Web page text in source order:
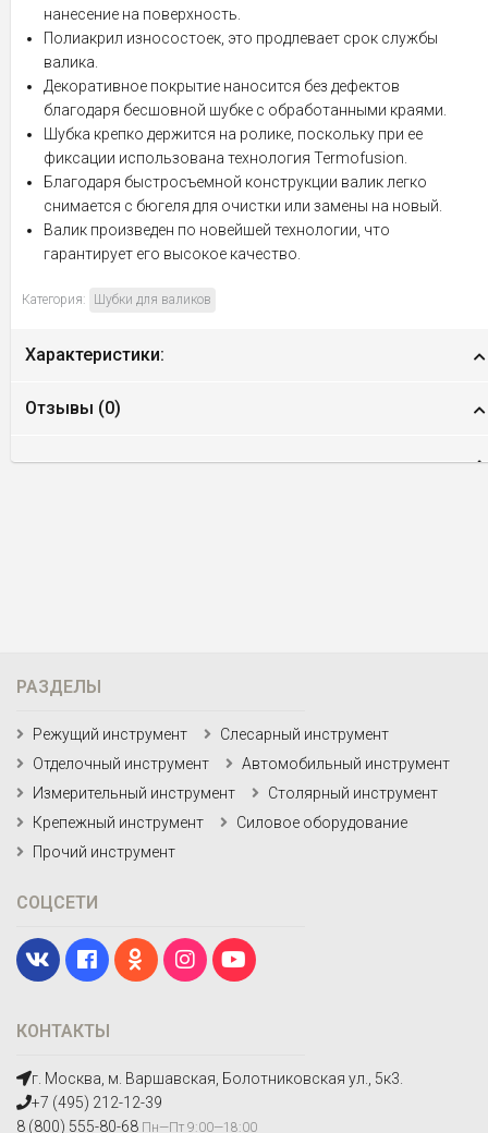
нанесение на поверхность.
Полиакрил износостоек, это продлевает срок службы
валика.
Декоративное покрытие наносится без дефектов
благодаря бесшовной шубке с обработанными краями.
Шубка крепко держится на ролике, поскольку при ее
фиксации использована технология Termofusion.
Благодаря быстросъемной конструкции валик легко
снимается с бюгеля для очистки или замены на новый.
Валик произведен по новейшей технологии, что
гарантирует его высокое качество.
Категория: Шубки для валиков
Характеристики:
Отзывы (0)
КОНТАКТЫ
г. Москва, м. Варшавская, Болотниковская ул., 5к3.
+7 (495) 212-12-39
8 (800) 555-80-68 Пн—Пт 9:00—18:00
РАЗДЕЛЫ
Режущий инструмент
Слесарный инструмент
Отделочный инструмент
Автомобильный инструмент
Измерительный инструмент
Столярный инструмент
Крепежный инструмент
Силовое оборудование
Прочий инструмент
СОЦСЕТИ